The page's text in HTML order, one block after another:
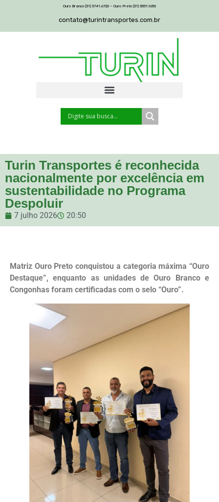
Ouro Branco (31) 3741.6720 – Ouro Preto (31) 3551.1650
contato@turintransportes.com.br
Turin Transportes é reconhecida
nacionalmente por excelência em
sustentabilidade no Programa
Despoluir
7 julho 2026 20:50
Matriz Ouro Preto conquistou a categoria máxima “Ouro
Destaque”, enquanto as unidades de Ouro Branco e
Congonhas foram certificadas com o selo “Ouro”.